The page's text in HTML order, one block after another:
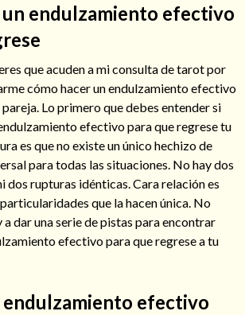
amor
a mi pareja
un endulzamiento efectivo
que acuden a mi consulta de tarot por
cómo hacer un endulzamiento efectivo
Lo primero que debes entender si
efectivo para que regrese tu
es que no existe un único hechizo de
para todas las situaciones. No hay dos
dos rupturas idénticas. Cara relación es
que la hacen única. No
dar una serie de pistas para encontrar
efectivo para que regrese a tu
efectivo